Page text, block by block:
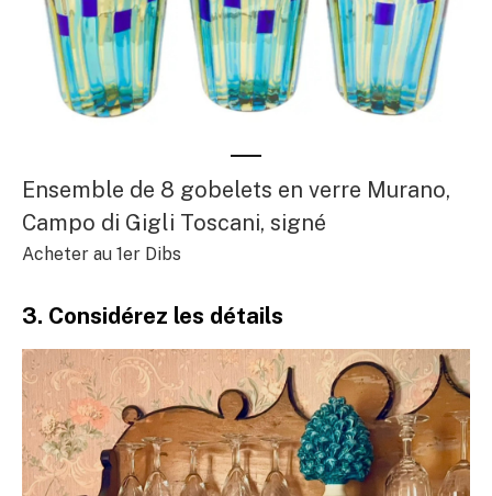
Ensemble de 8 gobelets en verre Murano,
Campo di Gigli Toscani, signé
Acheter au 1er Dibs
3. Considérez les détails